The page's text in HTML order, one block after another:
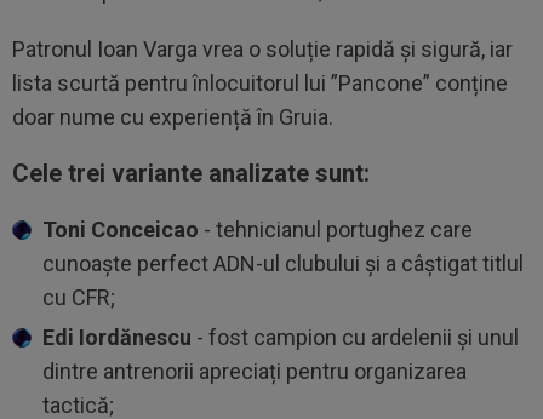
Patronul Ioan Varga vrea o soluție rapidă și sigură, iar
lista scurtă pentru înlocuitorul lui ”Pancone” conține
doar nume cu experiență în Gruia.
Cele trei variante analizate sunt:
Toni Conceicao - tehnicianul portughez care
cunoaște perfect ADN-ul clubului și a câștigat titlul
cu CFR;
Edi Iordănescu - fost campion cu ardelenii și unul
dintre antrenorii apreciați pentru organizarea
tactică;